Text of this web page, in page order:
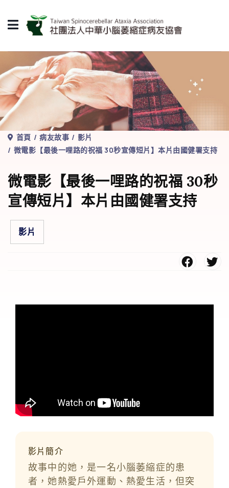
首頁 病友故事
影片
微電影【最後一哩路的祝福 30秒宣傳短片】本片由國健署支持
微電影【最後一哩路的祝福 30秒
宣傳短片】本片由國健署支持
影片
影片簡介
故事中的她，是一名小腦萎縮症的患
者，她熱愛戶外運動、熱愛生活，但突